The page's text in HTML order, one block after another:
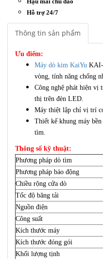
Hỗ trợ 24/7
Thông tin sản phẩm
Ưu điểm:
Máy dò kim KaiYu KAI-
vòng, tính năng chống
Công nghệ phát hiện vị
thị trên đèn LED.
Máy thiệt lập chỉ vị trí
Thiết kế khung máy
tìm.
Thông số kỹ thuật:
Phương pháp dò tìm
Phương pháp báo động
Chiều rộng cửa dò
Tốc độ băng tải
Nguồn điện
Công suất
Kích thước máy
Kích thước đóng gói
Khối lượng tịnh